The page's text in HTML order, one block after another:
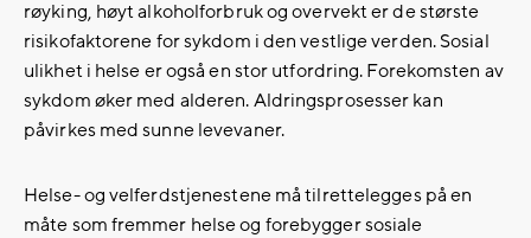
røyking, høyt alkoholforbruk og overvekt er de største
risikofaktorene for sykdom i den vestlige verden. Sosial
ulikhet i helse er også en stor utfordring. Forekomsten av
sykdom øker med alderen. Aldringsprosesser kan
påvirkes med sunne levevaner.
Helse- og velferdstjenestene må tilrettelegges på en
måte som fremmer helse og forebygger sosiale